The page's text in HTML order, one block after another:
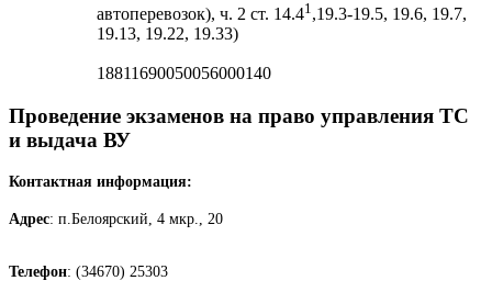
автоперевозок), ч. 2 ст. 14.41,19.3-19.5, 19.6, 19.7,
19.13, 19.22, 19.33)
18811690050056000140
Проведение экзаменов на право управления ТС
и выдача ВУ
Контактная информация:
Адрес: п.Белоярский, 4 мкр., 20
Телефон: (34670) 25303